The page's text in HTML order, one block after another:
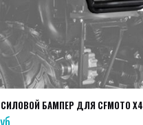
БАМПЕР ДЛЯ CFMOTO X4